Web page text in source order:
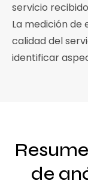
servicio
La medición
calidad del
identificar
de